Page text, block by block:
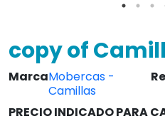
copy of
MarcaMobercas -
Camillas
PRECIO INDICADO PARA